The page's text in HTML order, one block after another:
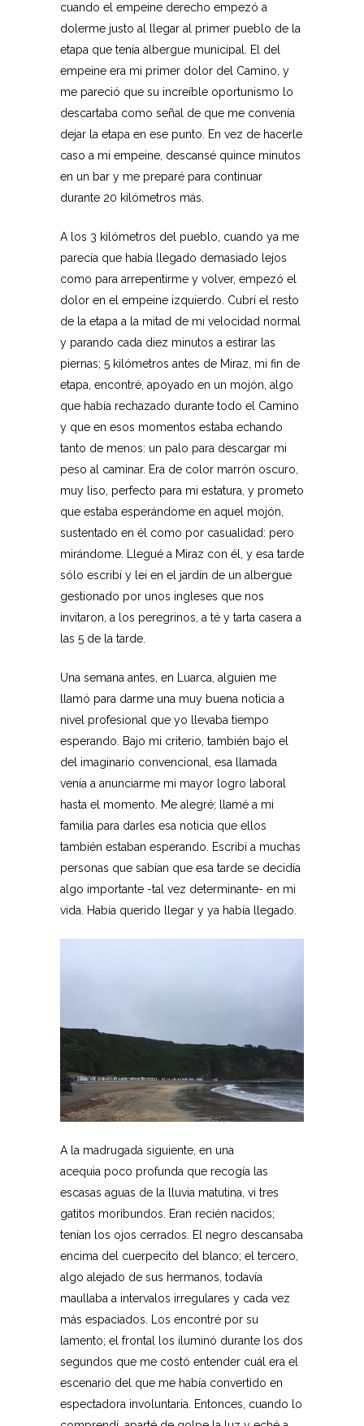
cuando el empeine derecho empezó a
dolerme justo al llegar al primer pueblo de la
etapa que tenía albergue municipal. El del
empeine era mi primer dolor del Camino, y
me pareció que su increíble oportunismo lo
descartaba como señal de que me convenía
dejar la etapa en ese punto. En vez de hacerle
caso a mi empeine, descansé quince minutos
en un bar y me preparé para continuar
durante 20 kilómetros más.
A los 3 kilómetros del pueblo, cuando ya me
parecía que había llegado demasiado lejos
como para arrepentirme y volver, empezó el
dolor en el empeine izquierdo. Cubrí el resto
de la etapa a la mitad de mi velocidad normal
y parando cada diez minutos a estirar las
piernas; 5 kilómetros antes de Miraz, mi fin de
etapa, encontré, apoyado en un mojón, algo
que había rechazado durante todo el Camino
y que en esos momentos estaba echando
tanto de menos: un palo para descargar mi
peso al caminar. Era de color marrón oscuro,
muy liso, perfecto para mi estatura, y prometo
que estaba esperándome en aquel mojón,
sustentado en él como por casualidad: pero
mirándome. Llegué a Miraz con él, y esa tarde
sólo escribí y leí en el jardín de un albergue
gestionado por unos ingleses que nos
invitaron, a los peregrinos, a té y tarta casera a
las 5 de la tarde.
Una semana antes, en Luarca, alguien me
llamó para darme una muy buena noticia a
nivel profesional que yo llevaba tiempo
esperando. Bajo mi criterio, también bajo el
del imaginario convencional, esa llamada
venía a anunciarme mi mayor logro laboral
hasta el momento. Me alegré; llamé a mi
familia para darles esa noticia que ellos
también estaban esperando. Escribí a muchas
personas que sabían que esa tarde se decidía
algo importante -tal vez determinante- en mi
vida. Había querido llegar y ya había llegado.
A la madrugada siguiente, en una
acequia poco profunda que recogía las
escasas aguas de la lluvia matutina, vi tres
gatitos moribundos. Eran recién nacidos;
tenían los ojos cerrados. El negro descansaba
encima del cuerpecito del blanco; el tercero,
algo alejado de sus hermanos, todavía
maullaba a intervalos irregulares y cada vez
más espaciados. Los encontré por su
lamento; el frontal los iluminó durante los dos
segundos que me costó entender cuál era el
escenario del que me había convertido en
espectadora involuntaria. Entonces, cuando lo